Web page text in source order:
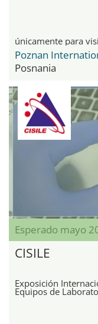
únicamente para
Poznan
Posnania
Esperado mayo
CISILE
Exposición
Equipos de